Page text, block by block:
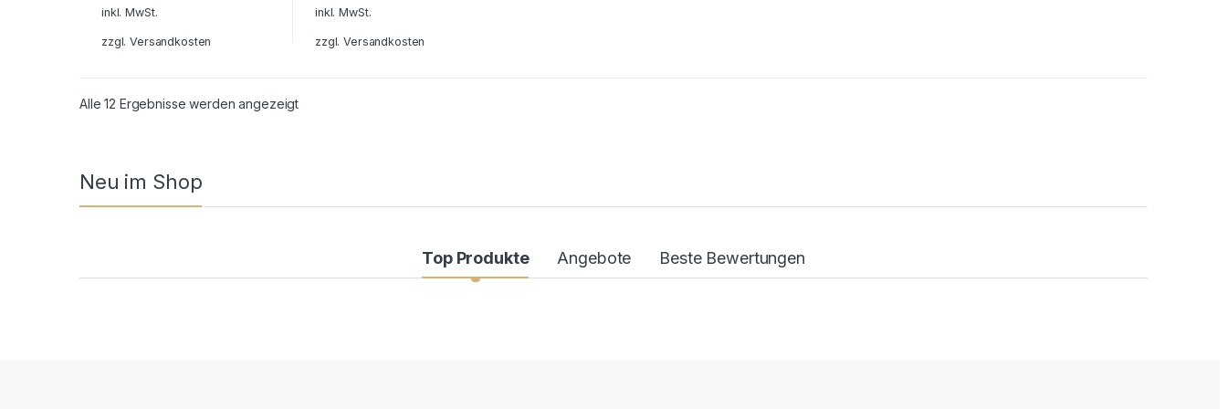
inkl. MwSt.
zzgl.Versandkosten
inkl. MwSt.
zzgl.Versandkosten
Alle 12 Ergebnisse werden angezeigt
Neu im Shop
Top Produkte Angebote Beste Bewertungen